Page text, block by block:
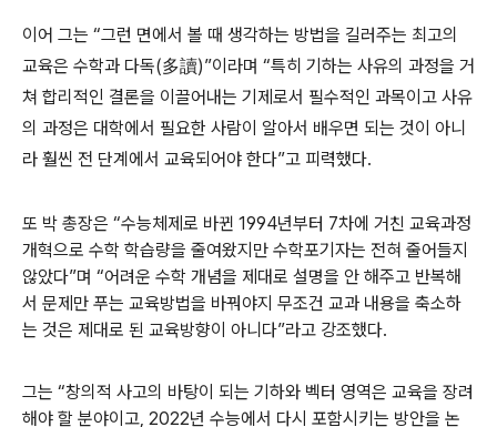
이어 그는 “그런 면에서 볼 때 생각하는 방법을 길러주는 최고의
교육은 수학과 다독(多讀)”이라며 “특히 기하는 사유의 과정을 거
쳐 합리적인 결론을 이끌어내는 기제로서 필수적인 과목이고 사유
의 과정은 대학에서 필요한 사람이 알아서 배우면 되는 것이 아니
라 훨씬 전 단계에서 교육되어야 한다”고 피력했다.
또 박 총장은 “수능체제로 바뀐 1994년부터 7차에 거친 교육과정
개혁으로 수학 학습량을 줄여왔지만 수학포기자는 전혀 줄어들지
않았다”며 “어려운 수학 개념을 제대로 설명을 안 해주고 반복해
서 문제만 푸는 교육방법을 바꿔야지 무조건 교과 내용을 축소하
는 것은 제대로 된 교육방향이 아니다”라고 강조했다.
그는 “창의적 사고의 바탕이 되는 기하와 벡터 영역은 교육을 장려
해야 할 분야이고, 2022년 수능에서 다시 포함시키는 방안을 논